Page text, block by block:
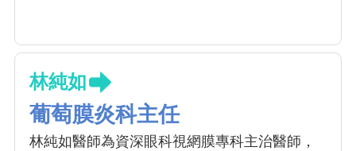
林純如
葡萄膜炎科主任
林純如醫師為資深眼科視網膜專科主治醫師，